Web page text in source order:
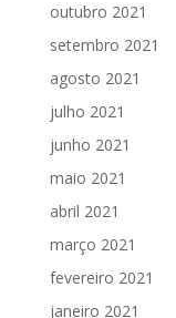
outubro 2021
setembro 2021
agosto 2021
julho 2021
junho 2021
maio 2021
abril 2021
março 2021
fevereiro 2021
janeiro 2021